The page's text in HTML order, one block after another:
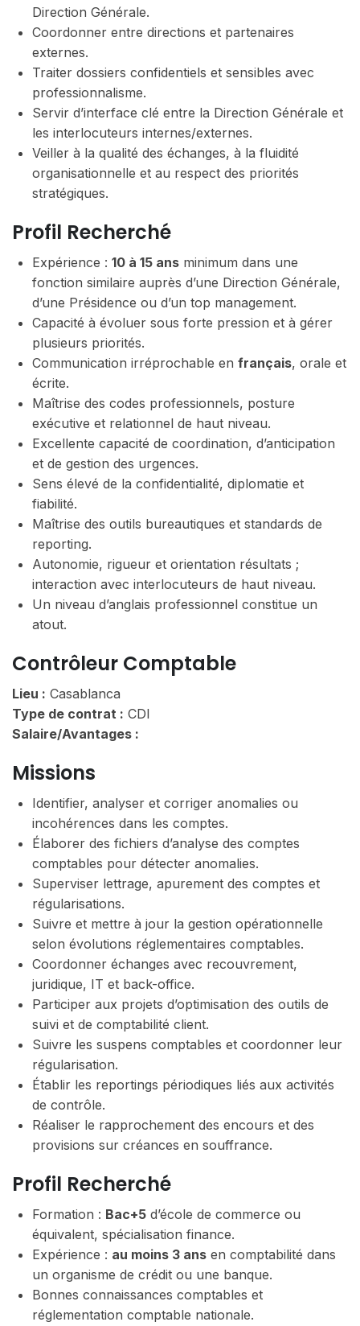
Direction Générale.
Coordonner entre directions et partenaires
externes.
Traiter dossiers confidentiels et sensibles avec
professionnalisme.
Servir d’interface clé entre la Direction Générale et
les interlocuteurs internes/externes.
Veiller à la qualité des échanges, à la fluidité
organisationnelle et au respect des priorités
stratégiques.
Profil Recherché
Expérience : 10 à 15 ans minimum dans une
fonction similaire auprès d’une Direction Générale,
d’une Présidence ou d’un top management.
Capacité à évoluer sous forte pression et à gérer
plusieurs priorités.
Communication irréprochable en français, orale et
écrite.
Maîtrise des codes professionnels, posture
exécutive et relationnel de haut niveau.
Excellente capacité de coordination, d’anticipation
et de gestion des urgences.
Sens élevé de la confidentialité, diplomatie et
fiabilité.
Maîtrise des outils bureautiques et standards de
reporting.
Autonomie, rigueur et orientation résultats ;
interaction avec interlocuteurs de haut niveau.
Un niveau d’anglais professionnel constitue un
atout.
Contrôleur Comptable
Lieu : Casablanca
Type de contrat : CDI
Salaire/Avantages :
Missions
Identifier, analyser et corriger anomalies ou
incohérences dans les comptes.
Élaborer des fichiers d’analyse des comptes
comptables pour détecter anomalies.
Superviser lettrage, apurement des comptes et
régularisations.
Suivre et mettre à jour la gestion opérationnelle
selon évolutions réglementaires comptables.
Coordonner échanges avec recouvrement,
juridique, IT et back-office.
Participer aux projets d’optimisation des outils de
suivi et de comptabilité client.
Suivre les suspens comptables et coordonner leur
régularisation.
Établir les reportings périodiques liés aux activités
de contrôle.
Réaliser le rapprochement des encours et des
provisions sur créances en souffrance.
Profil Recherché
Formation : Bac+5 d’école de commerce ou
équivalent, spécialisation finance.
Expérience : au moins 3 ans en comptabilité dans
un organisme de crédit ou une banque.
Bonnes connaissances comptables et
réglementation comptable nationale.